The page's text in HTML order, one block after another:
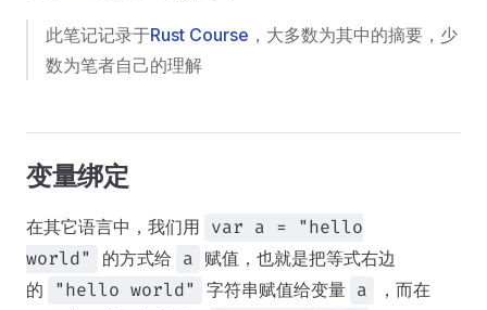
此笔记记录于Rust Course ，大多数为其中的摘要，少
数为笔者自己的理解
变量绑定
在其它语言中，我们用 var a = "hello
world"
的方式给 a 赋值，也就是把等式右边
的
"hello world" 字符串赋值给变量 a
，而在